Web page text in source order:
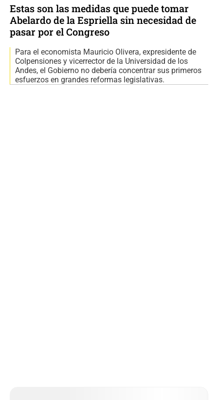
Estas son las medidas que puede tomar
Abelardo de la Espriella sin necesidad de
pasar por el Congreso
Para el economista Mauricio Olivera, expresidente de
Colpensiones y vicerrector de la Universidad de los
Andes, el Gobierno no debería concentrar sus primeros
esfuerzos en grandes reformas legislativas.